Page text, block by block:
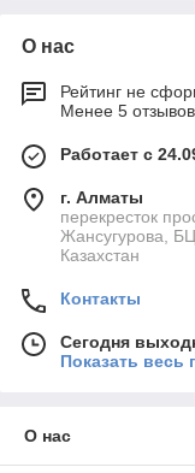
О нас
Рейтинг не
Менее 5
Работает с
г. Алматы
перекресток
Жансугурова,
Казахстан
Контакты
Сегодня
Показать весь
О нас